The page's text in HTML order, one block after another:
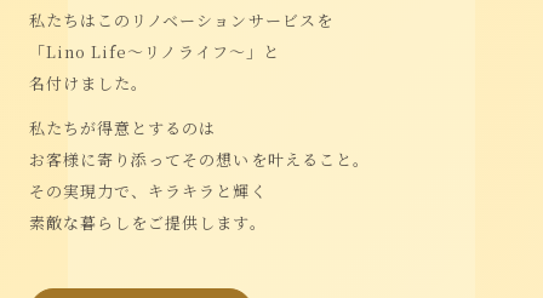
私たちはこのリノベーションサービスを
「Lino Life～リノライフ～」と
名付けました。
私たちが得意とするのは
お客様に寄り添ってその想いを叶えること。
その実現力で、キラキラと輝く
素敵な暮らしをご提供します。